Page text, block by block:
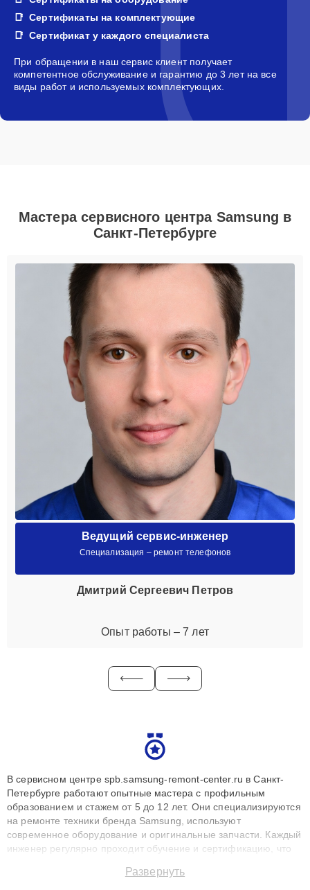
Сертификаты на комплектующие
Сертификат у каждого специалиста
При обращении в наш сервис клиент получает
компетентное обслуживание и гарантию до 3 лет на все
виды работ и используемых комплектующих.
Мастера сервисного центра Samsung в
Санкт-Петербурге
Ведущий сервис-инженер
Специализация – ремонт телефонов
Дмитрий Сергеевич Петров
Опыт работы – 7 лет
В сервисном центре spb.samsung-remont-center.ru в Санкт-
Петербурге работают опытные мастера с профильным
образованием и стажем от 5 до 12 лет. Они специализируются
на ремонте техники бренда Samsung, используют
современное оборудование и оригинальные запчасти. Каждый
инженер регулярно проходит обучение и сертификацию, что
восстанавливать технику с сохранением гарантии до 3 лет.
Развернуть